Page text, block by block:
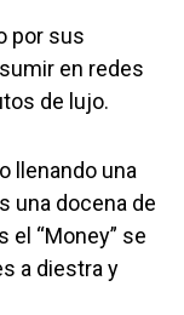
por sus
en redes
de lujo.
llenando una
una docena de
el “Money” se
a diestra y